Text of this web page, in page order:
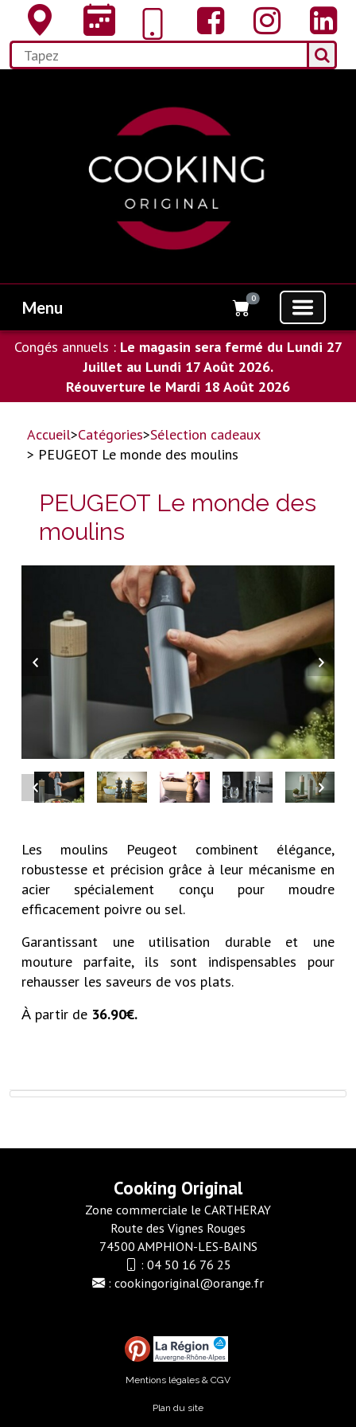
Menu 0
Congés annuels : Le magasin sera fermé du Lundi 27
Juillet au Lundi 17 Août 2026.
Réouverture le Mardi 18 Août 2026
Accueil>Catégories>Sélection cadeaux
> PEUGEOT Le monde des moulins
PEUGEOT Le monde des
moulins
Les moulins Peugeot combinent élégance,
robustesse et précision grâce à leur mécanisme en
acier spécialement conçu pour moudre
efficacement poivre ou sel.
Garantissant une utilisation durable et une
mouture parfaite, ils sont indispensables pour
rehausser les saveurs de vos plats.
À partir de 36.90€.
Cooking Original
Zone commerciale le CARTHERAY
Route des Vignes Rouges
74500 AMPHION-LES-BAINS
: 04 50 16 76 25
: cookingoriginal@orange.fr
Mentions légales & CGV
Plan du site